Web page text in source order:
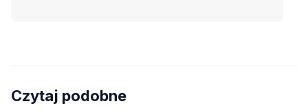
Czytaj podobne